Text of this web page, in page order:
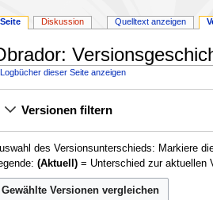
Logbücher dieser Seite anzeigen
Versionen filtern
des Versionsunterschieds: Markiere
(Aktuell)= Unterschied zur aktuellen
Seite Diskussion Quelltext anzeigen